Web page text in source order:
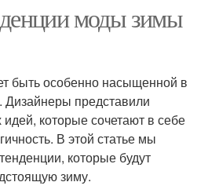
моды зимы
быть особенно насыщенной в
представили
которые сочетают в себе
В этой статье мы
которые будут
зиму.